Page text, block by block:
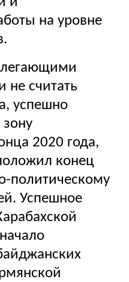
на уровне
не считать
успешно
2020 года,
конец
политическому
Успешное